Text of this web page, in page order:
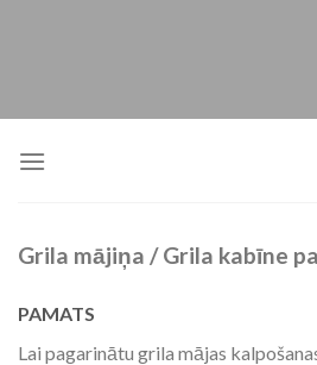
Grila mājiņa / Grila kabīne
PAMATS
Lai pagarinātu grila mājas